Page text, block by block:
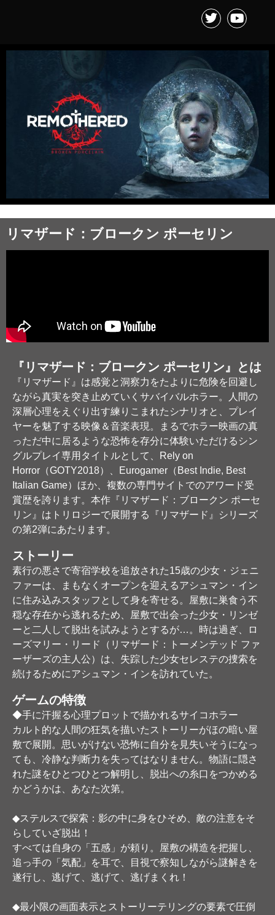
リマザード：ブロークン ポーセリン
『リマザード：ブロークン ポーセリン』とは
『リマザード』は感覚と洞察力をたよりに危険を回避し
ながら真実を突き止めていくサバイバルホラー。人間の
深層心理をえぐり出す練りこまれたシナリオと、プレイ
ヤーを魅了する映像＆音楽表現。まるでホラー映画の真
っただ中に居るような恐怖を存分に体験いただけるシン
グルプレイ専用タイトルとして、Rely on
Horror（GOTY2018）、Eurogamer（Best Indie, Best
Italian Game）ほか、複数の専門サイトでのアワード受
賞歴を誇ります。本作『リマザード：ブロークン ポーセ
リン』はトリロジーで展開する『リマザード』シリーズ
の第2弾にあたります。
ストーリー
素行の悪さで寄宿学校を追放された15歳の少女・ジェニ
ファーは、まもなくオープンを迎えるアシュマン・イン
に住み込みスタッフとして身を寄せる。屋敷に巣食う不
穏な存在から逃れるため、屋敷で出会った少女・リンゼ
ーと二人して脱出を試みようとするが…。時は過ぎ、ロ
ーズマリー・リード（リマザード：トーメンテッド ファ
ーザーズの主人公）は、失踪した少女セレステの捜索を
続けるためにアシュマン・インを訪れていた。
ゲームの特徴
◆手に汗握る心理プロットで描かれるサイコホラー
カルト的な人間の狂気を描いたストーリーがほの暗い屋
敷で展開。思いがけない恐怖に自分を見失いそうになっ
ても、冷静な判断力を失ってはなりません。物語に隠さ
れた謎をひとつひとつ解明し、脱出への糸口をつかめる
かどうかは、あなた次第。
◆ステルスで探索：影の中に身をひそめ、敵の注意をそ
らしていざ脱出！
すべては自身の「五感」が頼り。屋敷の構造を把握し、
追っ手の「気配」を耳で、目視で察知しながら謎解きを
遂行し、逃げて、逃げて、逃げまくれ！
◆最小限の画面表示とストーリーテリングの要素で圧倒